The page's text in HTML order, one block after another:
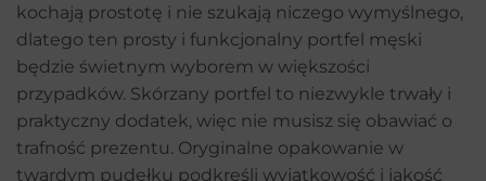
kochają prostotę i nie szukają niczego wymyślnego,
dlatego ten prosty i funkcjonalny portfel męski
będzie świetnym wyborem w większości
przypadków. Skórzany portfel to niezwykle trwały i
praktyczny dodatek, więc nie musisz się obawiać o
trafność prezentu. Oryginalne opakowanie w
twardym pudełku podkreśli wyjątkowość i jakość